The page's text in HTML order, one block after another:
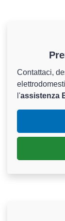
Contattaci,
l'assistenza